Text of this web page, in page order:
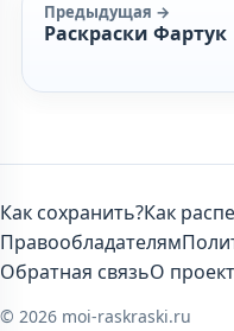
Предыдущая →
Раскраски Фартук
Как сохранить?Как
Правообладателям
Обратная связьО
© 2026 moi-raskraski.ru